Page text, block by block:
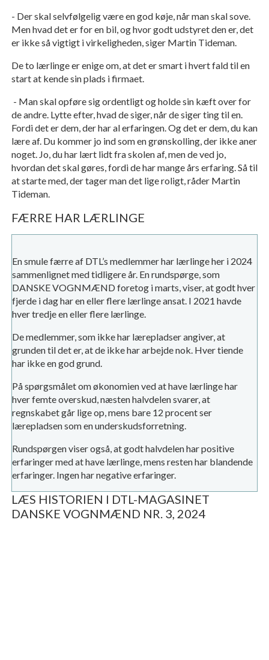
- Der skal selvfølgelig være en god køje, når man skal sove.
Men hvad det er for en bil, og hvor godt udstyret den er, det
er ikke så vigtigt i virkeligheden, siger Martin Tideman.
De to lærlinge er enige om, at det er smart i hvert fald til en
start at kende sin plads i firmaet.
- Man skal opføre sig ordentligt og holde sin kæft over for
de andre. Lytte efter, hvad de siger, når de siger ting til en.
Fordi det er dem, der har al erfaringen. Og det er dem, du kan
lære af. Du kommer jo ind som en grønskolling, der ikke aner
noget. Jo, du har lært lidt fra skolen af, men de ved jo,
hvordan det skal gøres, fordi de har mange års erfaring. Så til
at starte med, der tager man det lige roligt, råder Martin
Tideman.
FÆRRE HAR LÆRLINGE
En smule færre af DTL’s medlemmer har lærlinge her i 2024
sammenlignet med tidligere år. En rundspørge, som
DANSKE VOGNMÆND foretog i marts, viser, at godt hver
fjerde i dag har en eller flere lærlinge ansat. I 2021 havde
hver tredje en eller flere lærlinge.
De medlemmer, som ikke har lærepladser angiver, at
grunden til det er, at de ikke har arbejde nok. Hver tiende
har ikke en god grund.
På spørgsmålet om økonomien ved at have lærlinge har
hver femte overskud, næsten halvdelen svarer, at
regnskabet går lige op, mens bare 12 procent ser
lærepladsen som en underskudsforretning.
Rundspørgen viser også, at godt halvdelen har positive
erfaringer med at have lærlinge, mens resten har blandende
erfaringer. Ingen har negative erfaringer.
LÆS HISTORIEN I DTL-MAGASINET
DANSKE VOGNMÆND NR. 3, 2024